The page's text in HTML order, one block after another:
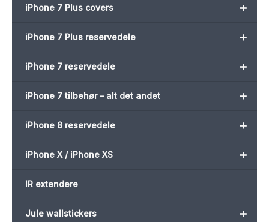
+
iPhone 7 Plus covers
+
iPhone 7 Plus reservedele
+
iPhone 7 reservedele
+
iPhone 7 tilbehør – alt det andet
+
iPhone 8 reservedele
+
iPhone X / iPhone XS
IR extendere
+
Jule wallstickers